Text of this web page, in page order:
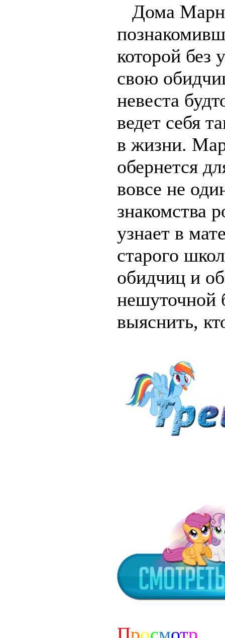
Дома
которой без
свою
невеста
ведет себя
в жизни.
обернется
вовсе не
знакомства
узнает в
старого
обидчиц и
нешуточной
выяснить,